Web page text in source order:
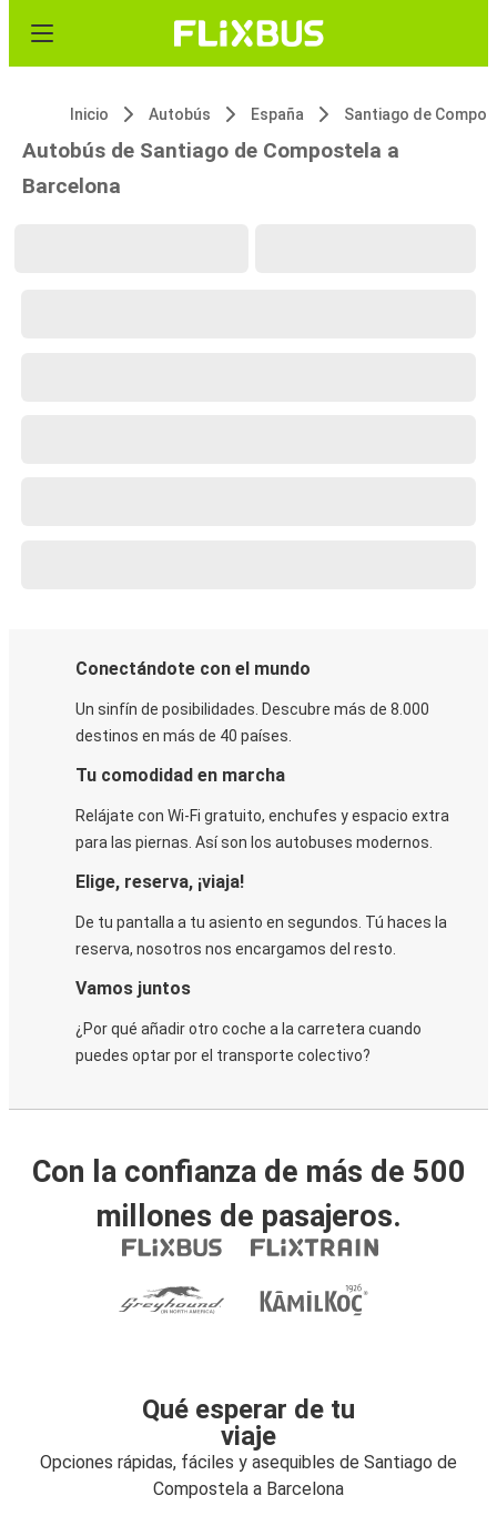
Inicio Autobús España
Autobús de Santiago de Compostela a
Barcelona
Conectándote con el mundo
Un sinfín de posibilidades. Descubre más de 8.000
destinos en más de 40 países.
Tu comodidad en marcha
Relájate con Wi-Fi gratuito, enchufes y espacio extra
para las piernas. Así son los autobuses modernos.
Elige, reserva, ¡viaja!
De tu pantalla a tu asiento en segundos. Tú haces la
reserva, nosotros nos encargamos del resto.
Vamos juntos
¿Por qué añadir otro coche a la carretera cuando
puedes optar por el transporte colectivo?
Con la confianza de más de 500
millones de pasajeros.
Qué esperar de tu
viaje
Opciones rápidas, fáciles y asequibles de Santiago de
Compostela a Barcelona